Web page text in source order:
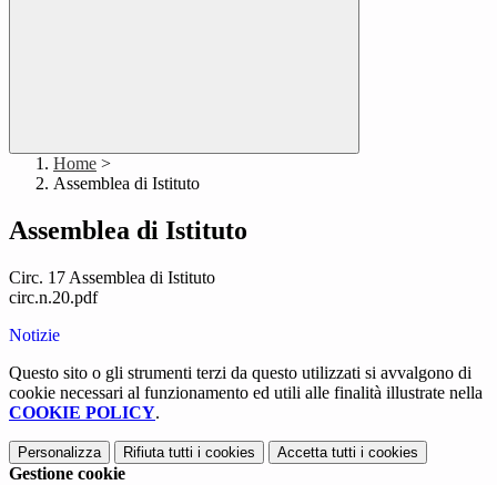
Home >
Assemblea di Istituto
Assemblea di Istituto
Circ. 17 Assemblea di Istituto
circ.n.20.pdf
Notizie
Questo sito o gli strumenti terzi da questo utilizzati si avvalgono di
cookie necessari al funzionamento ed utili alle finalità illustrate nella
COOKIE POLICY.
Personalizza Rifiuta tutti i cookies Accetta tutti i cookies
Gestione cookie